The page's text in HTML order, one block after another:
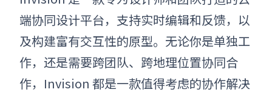
端协同设计平台，支持实时编辑和反馈，以
及构建富有交互性的原型。无论你是单独工
作，还是需要跨团队、跨地理位置协同合
作，Invision 都是一款值得考虑的协作解决